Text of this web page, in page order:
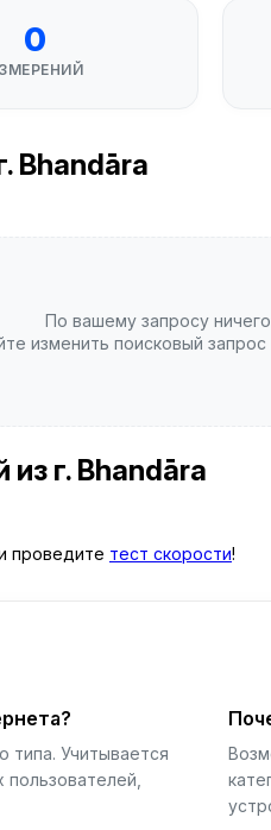
0
Bhandāra
По вашему запросу
изменить поисковый запрос
из г. Bhandāra
проведите тест скорости!
типа. Учитывается